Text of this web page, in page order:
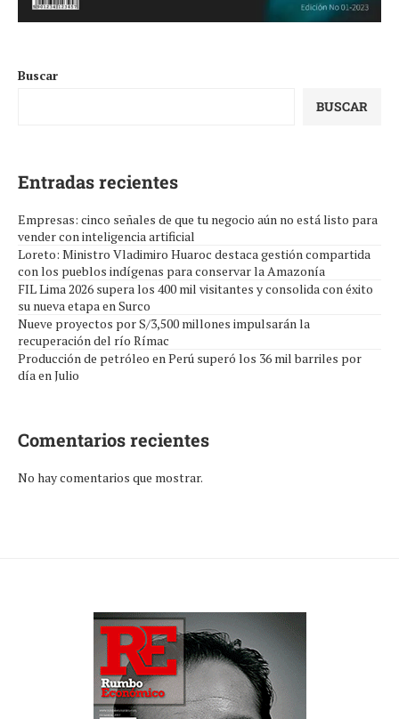
Buscar
BUSCAR
Entradas recientes
Empresas: cinco señales de que tu negocio aún no está listo para
vender con inteligencia artificial
Loreto: Ministro Vladimiro Huaroc destaca gestión compartida
con los pueblos indígenas para conservar la Amazonía
FIL Lima 2026 supera los 400 mil visitantes y consolida con éxito
su nueva etapa en Surco
Nueve proyectos por S/3,500 millones impulsarán la
recuperación del río Rímac
Producción de petróleo en Perú superó los 36 mil barriles por
día en Julio
Comentarios recientes
No hay comentarios que mostrar.